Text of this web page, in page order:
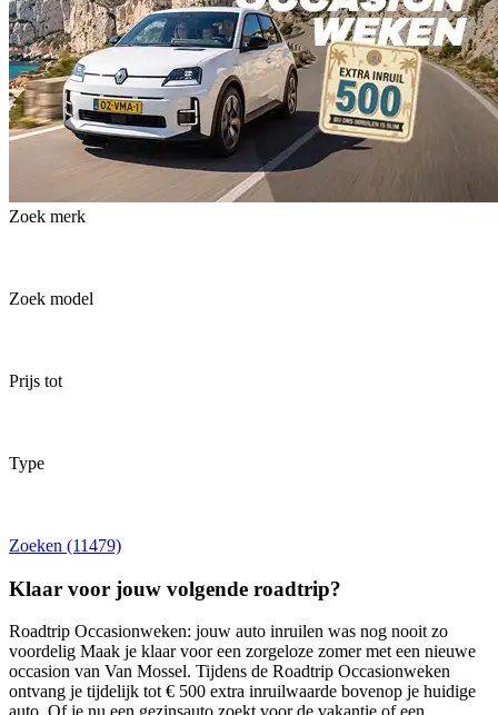
Zoek merk
Zoek model
Prijs tot
Type
Zoeken (11479)
Klaar voor jouw volgende roadtrip?
Roadtrip Occasionweken: jouw auto inruilen was nog nooit zo
voordelig Maak je klaar voor een zorgeloze zomer met een nieuwe
occasion van Van Mossel. Tijdens de Roadtrip Occasionweken
ontvang je tijdelijk tot € 500 extra inruilwaarde bovenop je huidige